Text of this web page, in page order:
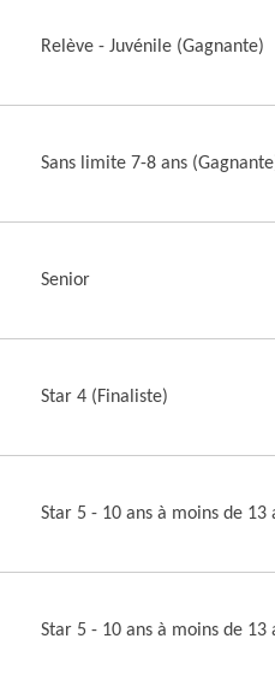
Relève - Juvénile (Gagnante)
Sans limite 7-8 ans
Senior
Star 4 (Finaliste)
Star 5 - 10 ans à moins de 13
Star 5 - 10 ans à moins de 13